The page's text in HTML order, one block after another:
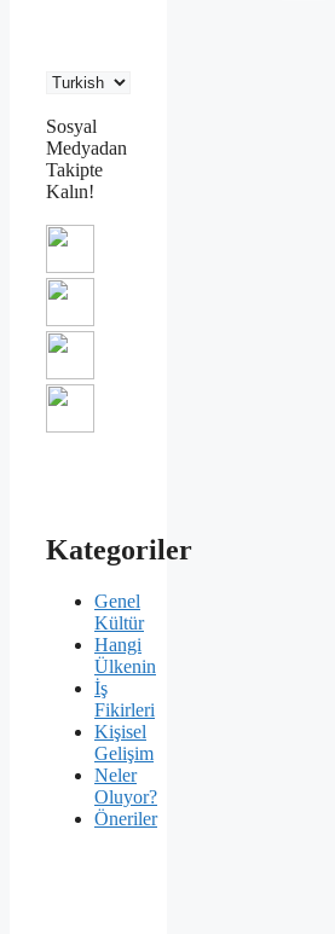
Sosyal
Medyadan
Takipte
Kalın!
Kategoriler
Genel
Kültür
Hangi
Ülkenin
İş
Fikirleri
Kişisel
Gelişim
Neler
Oluyor?
Öneriler